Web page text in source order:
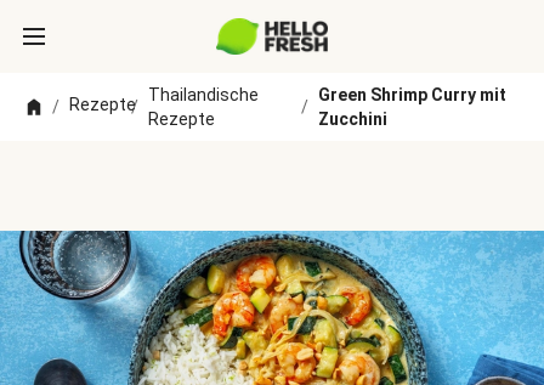
/ Rezepte/
Thailandische
Rezepte
/
Green Shrimp Curry mit
Zucchini